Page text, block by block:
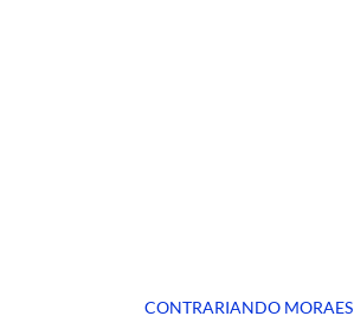
CONTRARIANDO MORAES